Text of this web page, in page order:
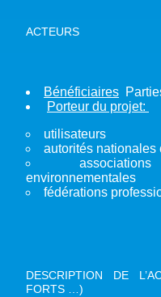
ACTEURS
Bénéficiaires
Porteur du projet:
utilisateurs
autorités nationales
environnementales
fédérations
DESCRIPTION DE
FORTS …)